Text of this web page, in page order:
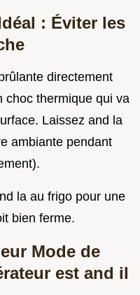
: Éviter les
directement
choc thermique qui va
Laissez and la
ambiante pendant
la au frigo pour une
bien ferme.
Mode de
est and il